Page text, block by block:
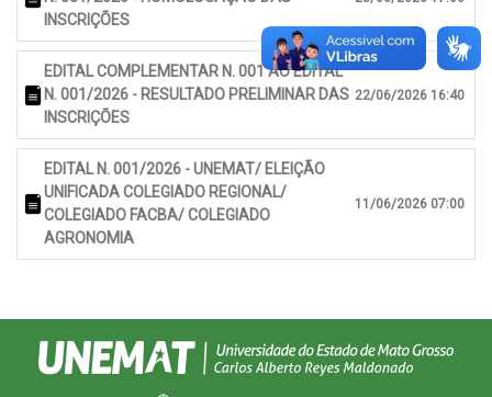
INSCRIÇÕES
EDITAL COMPLEMENTAR N. 001 AO EDITAL
N. 001/2026 - RESULTADO PRELIMINAR DAS
INSCRIÇÕES
22/06/2026 16:40
EDITAL N. 001/2026 - UNEMAT/ ELEIÇÃO
UNIFICADA COLEGIADO REGIONAL/
COLEGIADO FACBA/ COLEGIADO
AGRONOMIA
11/06/2026 07:00